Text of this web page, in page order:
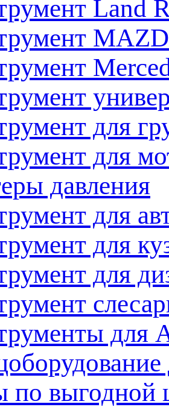
Land
для
для
давления
для
для
для
по выгодной